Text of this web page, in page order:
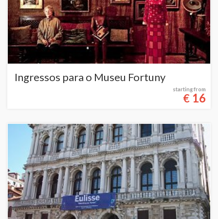
Ingressos para o Museu Fortuny
starting from
€ 16